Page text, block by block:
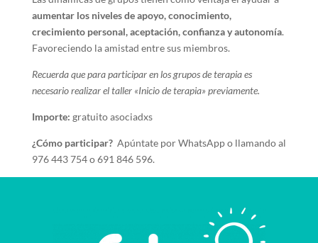
aumentar los niveles de apoyo, conocimiento,
crecimiento personal, aceptación, confianza y autonomía.
Favoreciendo la amistad entre sus miembros.
Recuerda que para participar en los grupos de terapia es
necesario realizar el taller «Inicio de terapia» previamente.
Importe: gratuito asociadxs
¿Cómo participar? Apúntate por WhatsApp o llamando al
976 443 754 o 691 846 596.